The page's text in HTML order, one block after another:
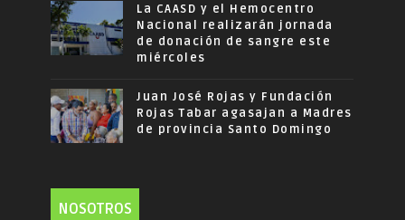
La CAASD y el Hemocentro
Nacional realizarán jornada
de donación de sangre este
miércoles
Juan José Rojas y Fundación
Rojas Tabar agasajan a Madres
de provincia Santo Domingo
NOSOTROS